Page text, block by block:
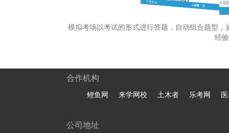
模拟考场以考试的形式进行答题，自动组合题型
经
合作机构
鲤鱼网 来学网校 土木者 乐考网
公司地址